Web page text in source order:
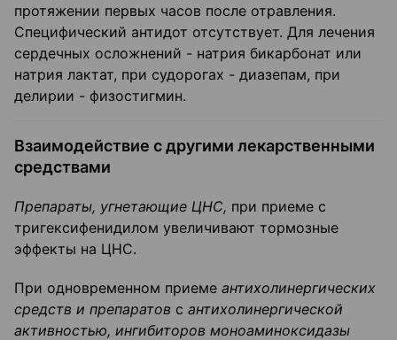
протяжении первых часов после отравления.
Специфический антидот отсутствует. Для лечения
сердечных осложнений - натрия бикарбонат или
натрия лактат, при судорогах - диазепам, при
делирии - физостигмин.
Взаимодействие с другими лекарственными
средствами
Препараты, угнетающие ЦНС, при приеме с
тригексифенидилом увеличивают тормозные
эффекты на ЦНС.
При одновременном приеме антихолинергических
средств и препаратов с антихолинергической
активностью, ингибиторов моноаминоксидазы